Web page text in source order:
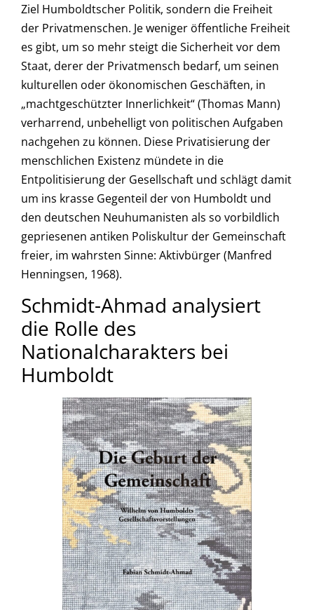
Ziel Humboldtscher Politik, sondern die Freiheit
der Privatmenschen. Je weniger öffentliche Freiheit
es gibt, um so mehr steigt die Sicherheit vor dem
Staat, derer der Privatmensch bedarf, um seinen
kulturellen oder ökonomischen Geschäften, in
„machtgeschützter Innerlichkeit“ (Thomas Mann)
verharrend, unbehelligt von politischen Aufgaben
nachgehen zu können. Diese Privatisierung der
menschlichen Existenz mündete in die
Entpolitisierung der Gesellschaft und schlägt damit
um ins krasse Gegenteil der von Humboldt und
den deutschen Neuhumanisten als so vorbildlich
gepriesenen antiken Poliskultur der Gemeinschaft
freier, im wahrsten Sinne: Aktivbürger (Manfred
Henningsen, 1968).
Schmidt-Ahmad analysiert
die Rolle des
Nationalcharakters bei
Humboldt